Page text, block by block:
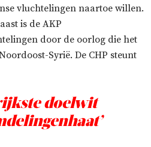
vluchtelingen naartoe willen.
is de AKP
door de oorlog die het
Syrië. De CHP steunt
doelwit